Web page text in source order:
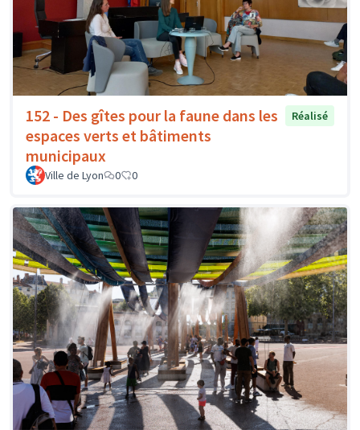
152 - Des gîtes pour la faune dans les
espaces verts et bâtiments
municipaux
Réalisé
Ville de Lyon 0 0